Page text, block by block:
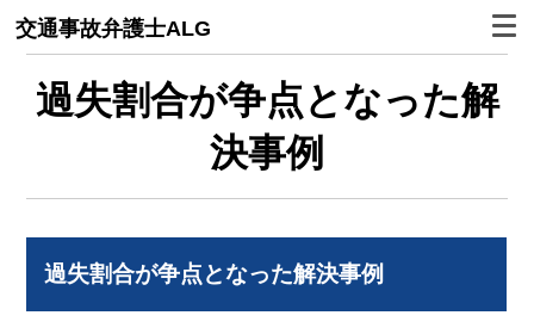
交通事故弁護士ALG
過失割合が争点となった解
決事例
過失割合が争点となった解決事例